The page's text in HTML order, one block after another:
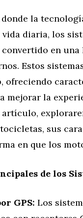
la
diaria, los
en
Estos
ofreciendo
mejorar la
sus
en que los
de los
GPS: Los